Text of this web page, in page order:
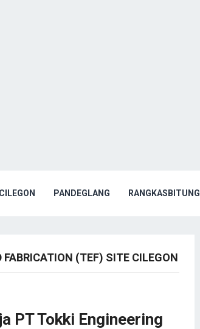
CILEGON PANDEGLANG RANGKASBITUNG
(TEF) SITE CILEGON
PT Tokki Engineering